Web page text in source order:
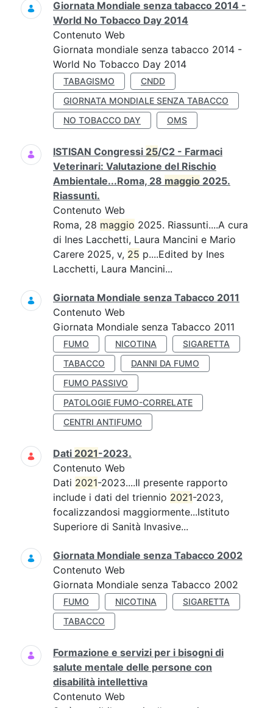
Giornata Mondiale senza tabacco 2014 -
World No Tobacco Day 2014
Contenuto Web
Giornata mondiale senza tabacco 2014 -
World No Tobacco Day 2014
TABAGISMO
CNDD
GIORNATA MONDIALE SENZA TABACCO
NO TOBACCO DAY
OMS
ISTISAN Congressi 25/C2 - Farmaci
Veterinari: Valutazione del Rischio
Ambientale...Roma, 28 maggio 2025.
Riassunti.
Contenuto Web
Roma, 28 maggio 2025. Riassunti....A cura
di Ines Lacchetti, Laura Mancini e Mario
Carere 2025, v, 25 p....Edited by Ines
Lacchetti, Laura Mancini...
Giornata Mondiale senza Tabacco 2011
Contenuto Web
Giornata Mondiale senza Tabacco 2011
FUMO NICOTINA
SIGARETTA
TABACCO
DANNI DA FUMO
FUMO PASSIVO
PATOLOGIE FUMO-CORRELATE
CENTRI ANTIFUMO
Dati 2021-2023.
Contenuto Web
Dati 2021-2023....Il presente rapporto
include i dati del triennio 2021-2023,
focalizzandosi maggiormente...Istituto
Superiore di Sanità Invasive...
Giornata Mondiale senza Tabacco 2002
Contenuto Web
Giornata Mondiale senza Tabacco 2002
FUMO NICOTINA
SIGARETTA
TABACCO
Formazione e servizi per i bisogni di
salute mentale delle persone con
disabilità intellettiva
Contenuto Web